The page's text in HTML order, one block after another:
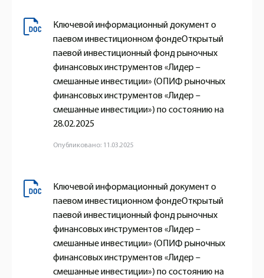
Ключевой информационный документ о
паевом инвестиционном фондеОткрытый
паевой инвестиционный фонд рыночных
финансовых инструментов «Лидер –
смешанные инвестиции» (ОПИФ рыночных
финансовых инструментов «Лидер –
смешанные инвестиции») по состоянию на
28.02.2025
Опубликовано: 11.03.2025
Ключевой информационный документ о
паевом инвестиционном фондеОткрытый
паевой инвестиционный фонд рыночных
финансовых инструментов «Лидер –
смешанные инвестиции» (ОПИФ рыночных
финансовых инструментов «Лидер –
смешанные инвестиции») по состоянию на